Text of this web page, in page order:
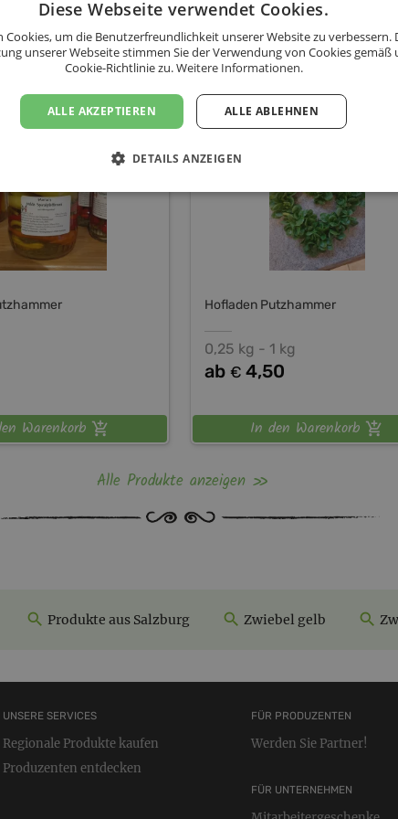
Hofladen Putzhammer - Sortiment
milder
Warenkorb
Feldsalat
Hofladen Putzhammer
0,25 kg - 1 kg
ab € 4,50
In den Warenkorb
Alle Produkte anzeigen
Produkte aus Salzburg Zwiebel gelb
UNSERE SERVICES
Regionale Produkte kaufen
Produzenten entdecken
FÜR PRODUZENTEN
Werden Sie Partner!
FÜR UNTERNEHMEN
Diese Webseite verwendet Cookies.
Cookies, um die Benutzerfreundlichkeit unserer Website zu verbessern.
unserer Webseite stimmen Sie der Verwendung von Cookies gemäß
Cookie-Richtlinie zu.Weitere Informationen.
ALLE AKZEPTIEREN ALLE ABLEHNEN
DETAILS ANZEIGEN